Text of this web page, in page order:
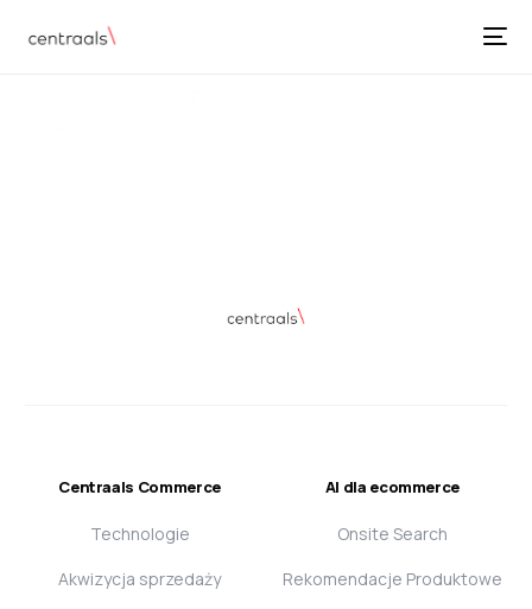
Centraals Commerce
Technologie
Akwizycja sprzedaży
AI dla ecommerce
Onsite Search
Rekomendacje Produktowe